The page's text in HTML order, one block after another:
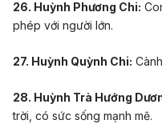
26. Huỳnh Phương Chi:
phép với người lớn.
27. Huỳnh Quỳnh Chi:
28. Huỳnh Trà Hướng
trời, có sức sống mạnh mẽ.